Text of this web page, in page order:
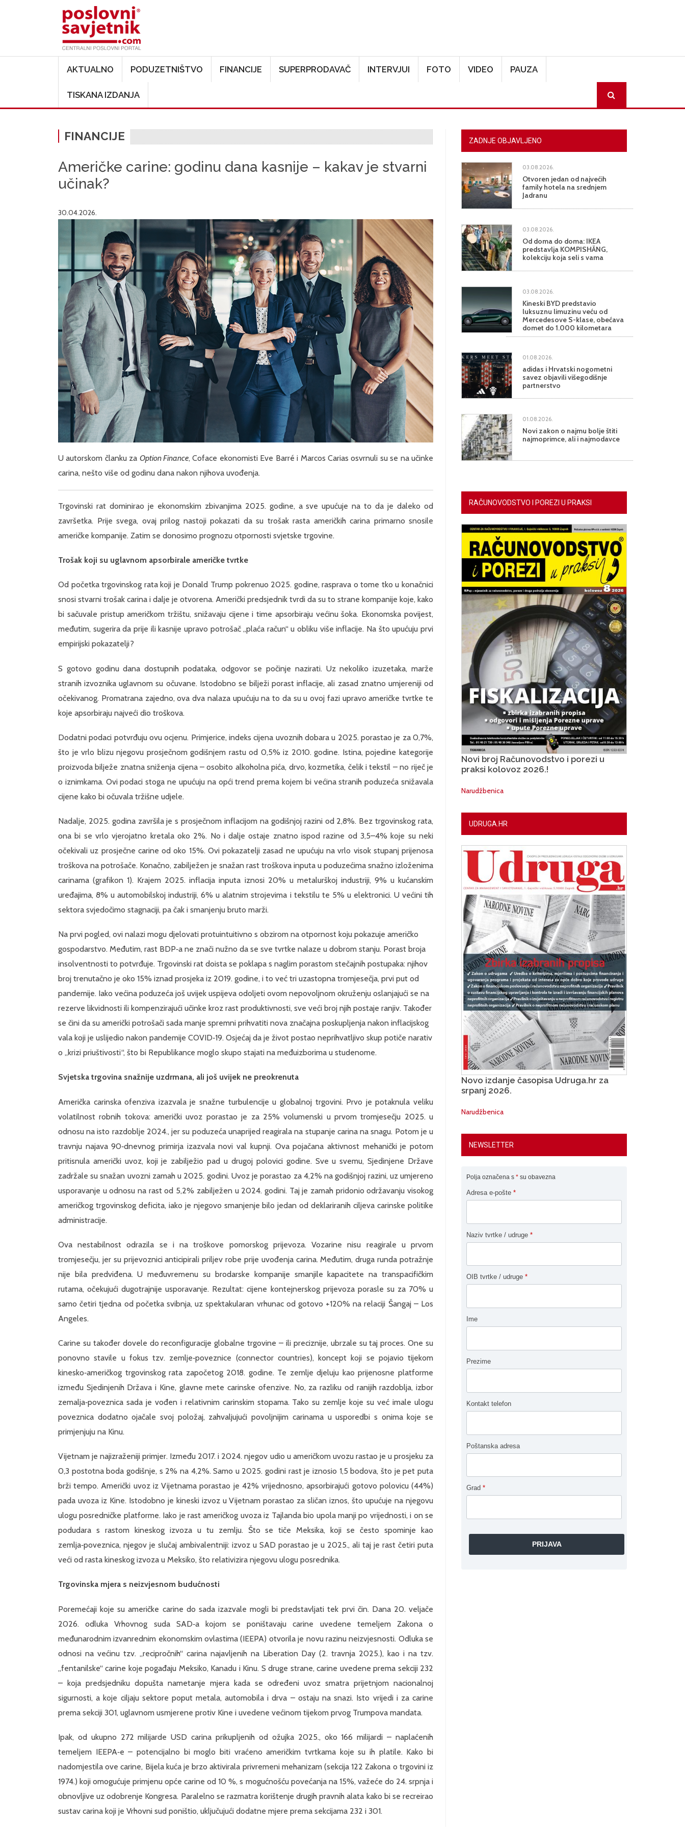
AKTUALNO PODUZETNIŠTVO FINANCIJE SUPERPRODAVAČ INTERVJUI FOTO VIDEO PAUZA
TISKANA IZDANJA
FINANCIJE
Američke carine: godinu dana kasnije – kakav je stvarni
učinak?
30.04.2026.
U autorskom članku za Option Finance, Coface ekonomisti Eve Barré i Marcos Carias osvrnuli su se na učinke
carina, nešto više od godinu dana nakon njihova uvođenja.
Trgovinski rat dominirao je ekonomskim zbivanjima 2025. godine, a sve upućuje na to da je daleko od
završetka. Prije svega, ovaj prilog nastoji pokazati da su trošak rasta američkih carina primarno snosile
američke kompanije. Zatim se donosimo prognozu otpornosti svjetske trgovine.
Trošak koji su uglavnom apsorbirale američke tvrtke
Od početka trgovinskog rata koji je Donald Trump pokrenuo 2025. godine, rasprava o tome tko u konačnici
snosi stvarni trošak carina i dalje je otvorena. Američki predsjednik tvrdi da su to strane kompanije koje, kako
bi sačuvale pristup američkom tržištu, snižavaju cijene i time apsorbiraju većinu šoka. Ekonomska povijest,
međutim, sugerira da prije ili kasnije upravo potrošač „plaća račun“ u obliku više inflacije. Na što upućuju prvi
empirijski pokazatelji?
S gotovo godinu dana dostupnih podataka, odgovor se počinje nazirati. Uz nekoliko izuzetaka, marže
stranih izvoznika uglavnom su očuvane. Istodobno se bilježi porast inflacije, ali zasad znatno umjereniji od
očekivanog. Promatrana zajedno, ova dva nalaza upućuju na to da su u ovoj fazi upravo američke tvrtke te
koje apsorbiraju najveći dio troškova.
Dodatni podaci potvrđuju ovu ocjenu. Primjerice, indeks cijena uvoznih dobara u 2025. porastao je za 0,7%,
što je vrlo blizu njegovu prosječnom godišnjem rastu od 0,5% iz 2010. godine. Istina, pojedine kategorije
proizvoda bilježe znatna sniženja cijena – osobito alkoholna pića, drvo, kozmetika, čelik i tekstil – no riječ je
o iznimkama. Ovi podaci stoga ne upućuju na opći trend prema kojem bi većina stranih poduzeća snižavala
cijene kako bi očuvala tržišne udjele.
Nadalje, 2025. godina završila je s prosječnom inflacijom na godišnjoj razini od 2,8%. Bez trgovinskog rata,
ona bi se vrlo vjerojatno kretala oko 2%. No i dalje ostaje znatno ispod razine od 3,5–4% koje su neki
očekivali uz prosječne carine od oko 15%. Ovi pokazatelji zasad ne upućuju na vrlo visok stupanj prijenosa
troškova na potrošače. Konačno, zabilježen je snažan rast troškova inputa u poduzećima snažno izloženima
carinama (grafikon 1). Krajem 2025. inflacija inputa iznosi 20% u metalurškoj industriji, 9% u kućanskim
uređajima, 8% u automobilskoj industriji, 6% u alatnim strojevima i tekstilu te 5% u elektronici. U većini tih
sektora svjedočimo stagnaciji, pa čak i smanjenju bruto marži.
Na prvi pogled, ovi nalazi mogu djelovati protuintuitivno s obzirom na otpornost koju pokazuje američko
gospodarstvo. Međutim, rast BDP‑a ne znači nužno da se sve tvrtke nalaze u dobrom stanju. Porast broja
insolventnosti to potvrđuje. Trgovinski rat doista se poklapa s naglim porastom stečajnih postupaka: njihov
broj trenutačno je oko 15% iznad prosjeka iz 2019. godine, i to već tri uzastopna tromjesečja, prvi put od
pandemije. Iako većina poduzeća još uvijek uspijeva odoljeti ovom nepovoljnom okruženju oslanjajući se na
rezerve likvidnosti ili kompenzirajući učinke kroz rast produktivnosti, sve veći broj njih postaje ranjiv. Također
se čini da su američki potrošači sada manje spremni prihvatiti nova značajna poskupljenja nakon inflacijskog
vala koji je uslijedio nakon pandemije COVID‑19. Osjećaj da je život postao neprihvatljivo skup potiče narativ
o „krizi priuštivosti“, što bi Republikance moglo skupo stajati na međuizborima u studenome.
Svjetska trgovina snažnije uzdrmana, ali još uvijek ne preokrenuta
Američka carinska ofenziva izazvala je snažne turbulencije u globalnoj trgovini. Prvo je potaknula veliku
volatilnost robnih tokova: američki uvoz porastao je za 25% volumenski u prvom tromjesečju 2025. u
odnosu na isto razdoblje 2024., jer su poduzeća unaprijed reagirala na stupanje carina na snagu. Potom je u
travnju najava 90‑dnevnog primirja izazvala novi val kupnji. Ova pojačana aktivnost mehanički je potom
pritisnula američki uvoz, koji je zabilježio pad u drugoj polovici godine. Sve u svemu, Sjedinjene Države
zadržale su snažan uvozni zamah u 2025. godini. Uvoz je porastao za 4,2% na godišnjoj razini, uz umjereno
usporavanje u odnosu na rast od 5,2% zabilježen u 2024. godini. Taj je zamah pridonio održavanju visokog
američkog trgovinskog deficita, iako je njegovo smanjenje bilo jedan od deklariranih ciljeva carinske politike
administracije.
Ova nestabilnost odrazila se i na troškove pomorskog prijevoza. Vozarine nisu reagirale u prvom
tromjesečju, jer su prijevoznici anticipirali priljev robe prije uvođenja carina. Međutim, druga runda potražnje
nije bila predviđena. U međuvremenu su brodarske kompanije smanjile kapacitete na transpacifičkim
rutama, očekujući dugotrajnije usporavanje. Rezultat: cijene kontejnerskog prijevoza porasle su za 70% u
samo četiri tjedna od početka svibnja, uz spektakularan vrhunac od gotovo +120% na relaciji Šangaj – Los
Angeles.
Carine su također dovele do reconfiguracije globalne trgovine – ili preciznije, ubrzale su taj proces. One su
ponovno stavile u fokus tzv. zemlje‑poveznice (connector countries), koncept koji se pojavio tijekom
kinesko‑američkog trgovinskog rata započetog 2018. godine. Te zemlje djeluju kao prijenosne platforme
između Sjedinjenih Država i Kine, glavne mete carinske ofenzive. No, za razliku od ranijih razdoblja, izbor
zemalja‑poveznica sada je vođen i relativnim carinskim stopama. Tako su zemlje koje su već imale ulogu
poveznica dodatno ojačale svoj položaj, zahvaljujući povoljnijim carinama u usporedbi s onima koje se
primjenjuju na Kinu.
Vijetnam je najizraženiji primjer. Između 2017. i 2024. njegov udio u američkom uvozu rastao je u prosjeku za
0,3 postotna boda godišnje, s 2% na 4,2%. Samo u 2025. godini rast je iznosio 1,5 bodova, što je pet puta
brži tempo. Američki uvoz iz Vijetnama porastao je 42% vrijednosno, apsorbirajući gotovo polovicu (44%)
pada uvoza iz Kine. Istodobno je kineski izvoz u Vijetnam porastao za sličan iznos, što upućuje na njegovu
ulogu posredničke platforme. Iako je rast američkog uvoza iz Tajlanda bio upola manji po vrijednosti, i on se
podudara s rastom kineskog izvoza u tu zemlju. Što se tiče Meksika, koji se često spominje kao
zemlja‑poveznica, njegov je slučaj ambivalentniji: izvoz u SAD porastao je u 2025., ali taj je rast četiri puta
veći od rasta kineskog izvoza u Meksiko, što relativizira njegovu ulogu posrednika.
Trgovinska mjera s neizvjesnom budućnosti
Poremećaji koje su američke carine do sada izazvale mogli bi predstavljati tek prvi čin. Dana 20. veljače
2026. odluka Vrhovnog suda SAD‑a kojom se poništavaju carine uvedene temeljem Zakona o
međunarodnim izvanrednim ekonomskim ovlastima (IEEPA) otvorila je novu razinu neizvjesnosti. Odluka se
odnosi na većinu tzv. „recipročnih“ carina najavljenih na Liberation Day (2. travnja 2025.), kao i na tzv.
„fentanilske“ carine koje pogađaju Meksiko, Kanadu i Kinu. S druge strane, carine uvedene prema sekciji 232
– koja predsjedniku dopušta nametanje mjera kada se određeni uvoz smatra prijetnjom nacionalnoj
sigurnosti, a koje ciljaju sektore poput metala, automobila i drva – ostaju na snazi. Isto vrijedi i za carine
prema sekciji 301, uglavnom usmjerene protiv Kine i uvedene većinom tijekom prvog Trumpova mandata.
Ipak, od ukupno 272 milijarde USD carina prikupljenih od ožujka 2025., oko 166 milijardi – naplaćenih
temeljem IEEPA‑e – potencijalno bi moglo biti vraćeno američkim tvrtkama koje su ih platile. Kako bi
nadomjestila ove carine, Bijela kuća je brzo aktivirala privremeni mehanizam (sekcija 122 Zakona o trgovini iz
1974.) koji omogućuje primjenu opće carine od 10 %, s mogućnošću povećanja na 15%, važeće do 24. srpnja i
obnovljive uz odobrenje Kongresa. Paralelno se razmatra korištenje drugih pravnih alata kako bi se recreirao
sustav carina koji je Vrhovni sud poništio, uključujući dodatne mjere prema sekcijama 232 i 301.
ZADNJE OBJAVLJENO
03.08.2026.
Otvoren jedan od najvećih
family hotela na srednjem
Jadranu
03.08.2026.
Od doma do doma: IKEA
predstavlja KOMPISHÄNG,
kolekciju koja seli s vama
03.08.2026.
Kineski BYD predstavio
luksuznu limuzinu veću od
Mercedesove S-klase, obećava
domet do 1.000 kilometara
01.08.2026.
adidas i Hrvatski nogometni
savez objavili višegodišnje
partnerstvo
01.08.2026.
Novi zakon o najmu bolje štiti
najmoprimce, ali i najmodavce
RAČUNOVODSTVO I POREZI U PRAKSI
Novi broj Računovodstvo i porezi u
praksi kolovoz 2026.!
Narudžbenica
UDRUGA.HR
Novo izdanje časopisa Udruga.hr za
srpanj 2026.
Narudžbenica
NEWSLETTER
Polja označena s * su obavezna
Adresa e-pošte *
Naziv tvrtke / udruge *
OIB tvrtke / udruge *
Ime
Prezime
Kontakt telefon
Poštanska adresa
Grad *